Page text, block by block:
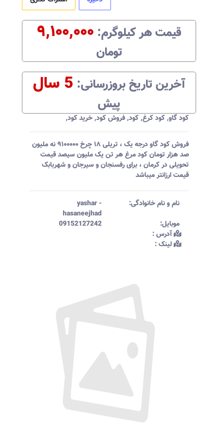
قیمت هرکیلوگرم:‌ ۹,۱۰۰,۰۰۰
تومان
آخرین تاریخ بروزرسانی:‌ 5 سال
پیش
کود گاو,کود کرغ,کود,فروش کود,خرید کود,
فروش کود گاو درجه یک ، تریلی ۱۸ چرخ ۹۱۰۰۰۰۰ نه ملیون
صد هزار تومان کود مرغ هر تن یک ملیون سیصد قیمت
تحویلی در کرمان ، برای رفسنجان و سیرجان و شهربابک
قیمت ارزانتر میباشد
نام و نام خانوادگی:‌ yashar -
hasaneejhad
موبایل:‌
09152127242
آدرس :‌
لینک :‌